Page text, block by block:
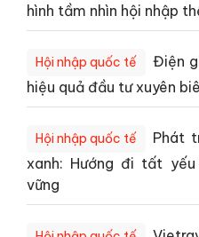
hình tầm nhìn hội nhập
Hội nhập quốc tế
Điện
hiệu quả đầu tư xuyên
Hội nhập quốc tế
Phát
xanh: Hướng đi tất
vững